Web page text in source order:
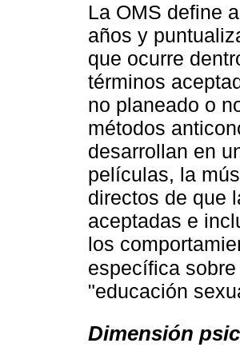
La OMS define
años y
que ocurre
términos
no planeado o
métodos
desarrollan en
películas, la
directos de que
aceptadas e
los
específica
"educación
Dimensión